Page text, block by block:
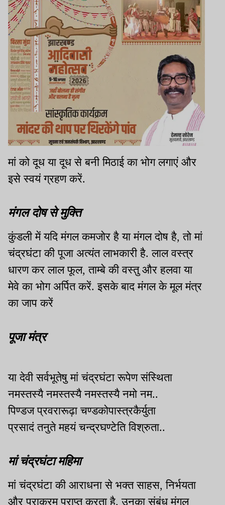
मां को दूध या दूध से बनी मिठाई का भोग लगाएं और
इसे स्वयं ग्रहण करें.
मंगल दोष से मुक्ति
कुंडली में यदि मंगल कमजोर है या मंगल दोष है, तो मां
चंद्रघंटा की पूजा अत्यंत लाभकारी है. लाल वस्त्र
धारण कर लाल फूल, ताम्बे की वस्तु और हलवा या
मेवे का भोग अर्पित करें. इसके बाद मंगल के मूल मंत्र
का जाप करें
पूजा मंत्र
या देवी सर्वभू‍तेषु मां चंद्रघंटा रूपेण संस्थिता
नमस्तस्यै नमस्तस्यै नमस्तस्यै नमो नम..
पिण्डज प्रवरारूढ़ा चण्डकोपास्त्रकैर्युता
प्रसादं तनुते महयं चन्द्रघण्टेति विश्रुता..
मां चंद्रघंटा महिमा
मां चंद्रघंटा की आराधना से भक्त साहस, निर्भयता
और पराक्रम प्राप्त करता है. उनका संबंध मंगल